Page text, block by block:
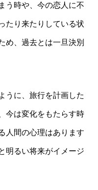
う時や、今の恋人に不
たり来たりしている状
め、過去とは一旦決別
うに、旅行を計画した
今は変化をもたらす時
人間の心理はあります
明るい将来がイメージ